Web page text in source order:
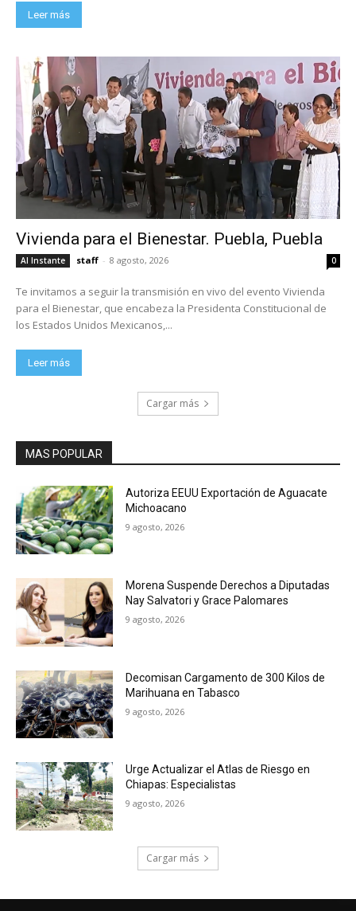
Leer más
Vivienda para el Bienestar. Puebla, Puebla
Al Instante staff - 8 agosto, 2026 0
Te invitamos a seguir la transmisión en vivo del evento Vivienda
para el Bienestar, que encabeza la Presidenta Constitucional de
los Estados Unidos Mexicanos,...
Leer más
Cargar más
MAS POPULAR
Autoriza EEUU Exportación de Aguacate
Michoacano
9 agosto, 2026
Morena Suspende Derechos a Diputadas
Nay Salvatori y Grace Palomares
9 agosto, 2026
Decomisan Cargamento de 300 Kilos de
Marihuana en Tabasco
9 agosto, 2026
Urge Actualizar el Atlas de Riesgo en
Chiapas: Especialistas
9 agosto, 2026
Cargar más